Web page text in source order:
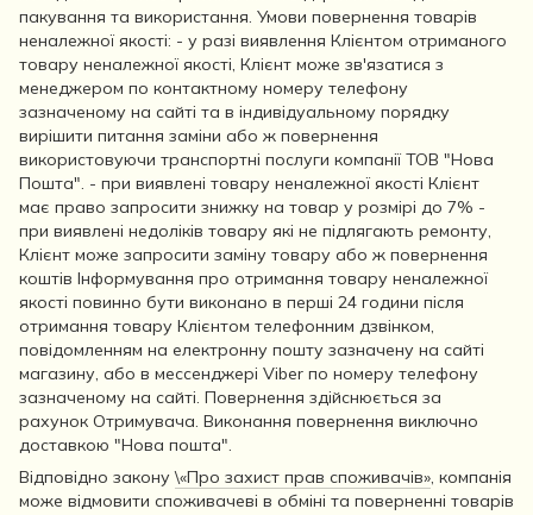
пакування та використання. Умови повернення товарів
неналежної якості: - у разі виявлення Клієнтом отриманого
товару неналежної якості, Клієнт може зв'язатися з
менеджером по контактному номеру телефону
зазначеному на сайті та в індивідуальному порядку
вирішити питання заміни або ж повернення
використовуючи транспортні послуги компанії ТОВ "Нова
Пошта". - при виявлені товару неналежної якості Клієнт
має право запросити знижку на товар у розмірі до 7% -
при виявлені недоліків товару які не підлягають ремонту,
Клієнт може запросити заміну товару або ж повернення
коштів Інформування про отримання товару неналежної
якості повинно бути виконано в перші 24 години після
отримання товару Клієнтом телефонним дзвінком,
повідомленням на електронну пошту зазначену на сайті
магазину, або в мессенджері Viber по номеру телефону
зазначеному на сайті. Повернення здійснюється за
рахунок Отримувача. Виконання повернення виключно
доставкою "Нова пошта".
Відповідно закону\«Про захист прав споживачів», компанія
може відмовити споживачеві в обміні та поверненні товарів